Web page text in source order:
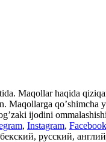
Maqollar haqida
ijodini
, Instagram, Facebook
русский,